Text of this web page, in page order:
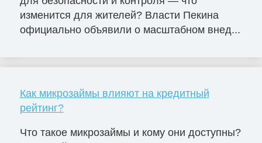
изменится для жителей? Власти Пекина
официально объявили о масштабном внед...
Как микрозаймы влияют на кредитный
рейтинг?
Что такое микрозаймы и кому они доступны?